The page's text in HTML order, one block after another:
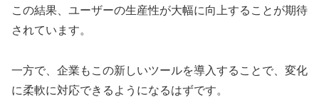
この結果、ユーザーの生産性が大幅に向上することが期待
されています。
一方で、企業もこの新しいツールを導入することで、変化
に柔軟に対応できるようになるはずです。